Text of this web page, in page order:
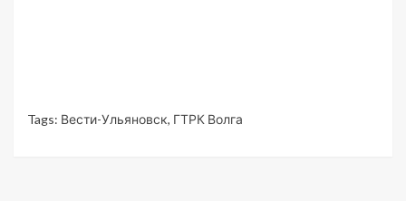
Tags: Вести-Ульяновск, ГТРК Волга